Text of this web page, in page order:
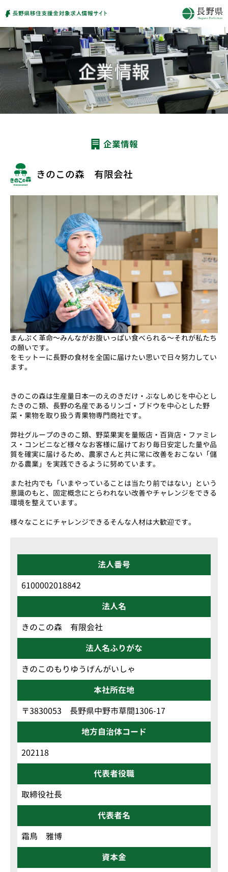
企業情報
きのこの森 有限会社
まんぷく革命～みんながお腹いっぱい食べられる～それが私たち
の願いです。
をモットーに長野の食材を全国に届けたい思いで日々努力してい
ます。
きのこの森は生産量日本一のえのきだけ・ぶなしめじを中心とし
たきのこ類、長野の名産であるリンゴ・ブドウを中心とした野
菜・果物を取り扱う青果物専門商社です。
弊社グループのきのこ類、野菜果実を量販店・百貨店・ファミレ
ス・コンビニなど様々なお客様に届けており毎日安定した量や品
質を確実に届けるため、農家さんと共に常に改善をおこない「儲
かる農業」を実践できるように努めています。
また社内でも「いまやっていることは当たり前ではない」という
意識のもと、固定概念にとらわれない改善やチャレンジをできる
環境を整えています。
様々なことにチャレンジできるそんな人材は大歓迎です。
法人番号
6100002018842
法人名
きのこの森 有限会社
法人名ふりがな
きのこのもりゆうげんがいしゃ
本社所在地
〒3830053 長野県中野市草間1306-17
地方自治体コード
202118
代表者役職
取締役社長
代表者名
霜鳥 雅博
資本金